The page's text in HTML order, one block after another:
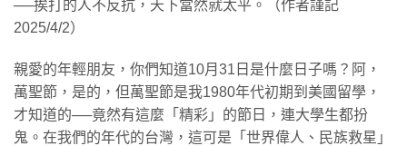
──挨打的人不反抗，天下當然就太平。（作者謹記
2025/4/2）
親愛的年輕朋友，你們知道10月31日是什麼日子嗎？阿，
萬聖節，是的，但萬聖節是我1980年代初期到美國留學，
才知道的──竟然有這麼「精彩」的節日，連大學生都扮
鬼。在我們的年代的台灣，這可是「世界偉人、民族救星」